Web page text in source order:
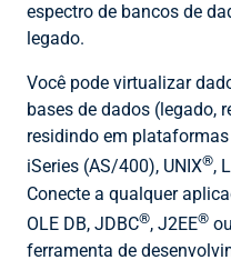
espectro de bancos de
legado.
Você pode virtualizar
bases de dados (legado,
residindo em
iSeries (AS/400), UNIX®,
Conecte a qualquer
OLE DB, JDBC®, J2EE®
ferramenta de